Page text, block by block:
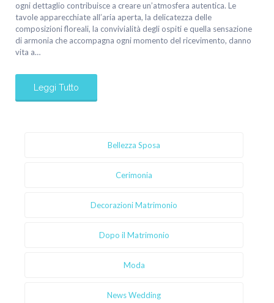
ogni dettaglio contribuisce a creare un’atmosfera autentica. Le
tavole apparecchiate all’aria aperta, la delicatezza delle
composizioni floreali, la convivialità degli ospiti e quella sensazione
di armonia che accompagna ogni momento del ricevimento, danno
vita a…
Leggi Tutto
Bellezza Sposa
Cerimonia
Decorazioni Matrimonio
Dopo il Matrimonio
Moda
News Wedding